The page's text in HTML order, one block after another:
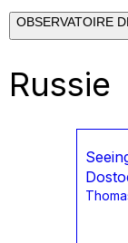
OBSERVATOIRE
Russie